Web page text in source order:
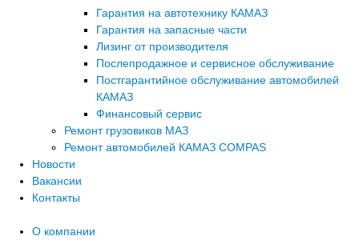
Гарантия на автотехнику КАМАЗ
Гарантия на запасные части
Лизинг от производителя
Послепродажное и сервисное обслуживание
Постгарантийное обслуживание автомобилей
КАМАЗ
Финансовый сервис
Ремонт грузовиков МАЗ
Ремонт автомобилей КАМАЗ COMPAS
Новости
Вакансии
Контакты
О компании